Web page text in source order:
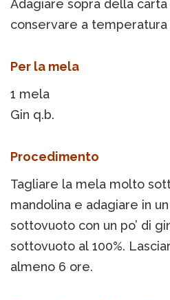
Adagiare sopra della
conservare a
Per la mela
1 mela
Gin q.b.
Procedimento
Tagliare la mela molto
mandolina e adagiare in
sottovuoto con un po’ di
sottovuoto al 100%.
almeno 6 ore.